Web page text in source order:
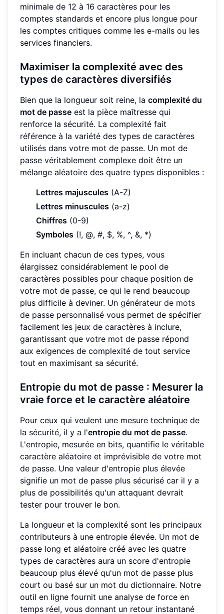
minimale de 12 à 16 caractères pour les
comptes standards et encore plus longue pour
les comptes critiques comme les e-mails ou les
services financiers.
Maximiser la complexité avec des
types de caractères diversifiés
Bien que la longueur soit reine, la complexité du
mot de passe est la pièce maîtresse qui
renforce la sécurité. La complexité fait
référence à la variété des types de caractères
utilisés dans votre mot de passe. Un mot de
passe véritablement complexe doit être un
mélange aléatoire des quatre types disponibles :
Lettres majuscules (A-Z)
Lettres minuscules (a-z)
Chiffres (0-9)
Symboles (!, @, #, $, %, ^, &, *)
En incluant chacun de ces types, vous
élargissez considérablement le pool de
caractères possibles pour chaque position de
votre mot de passe, ce qui le rend beaucoup
plus difficile à deviner. Un générateur de mots
de passe personnalisé vous permet de spécifier
facilement les jeux de caractères à inclure,
garantissant que votre mot de passe répond
aux exigences de complexité de tout service
tout en maximisant sa sécurité.
Entropie du mot de passe : Mesurer la
vraie force et le caractère aléatoire
Pour ceux qui veulent une mesure technique de
la sécurité, il y a l'entropie du mot de passe.
L'entropie, mesurée en bits, quantifie le véritable
caractère aléatoire et imprévisible de votre mot
de passe. Une valeur d'entropie plus élevée
signifie un mot de passe plus sécurisé car il y a
plus de possibilités qu'un attaquant devrait
tester pour trouver le bon.
La longueur et la complexité sont les principaux
contributeurs à une entropie élevée. Un mot de
passe long et aléatoire créé avec les quatre
types de caractères aura un score d'entropie
beaucoup plus élevé qu'un mot de passe plus
court ou basé sur un mot du dictionnaire. Notre
outil en ligne fournit une analyse de force en
temps réel, vous donnant un retour instantané